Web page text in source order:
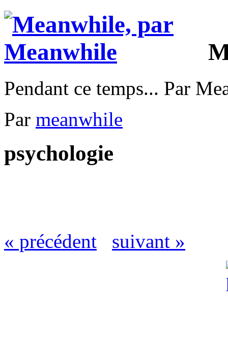
Pendant ce temps... Par
Par meanwhile
psychologie
« précédent suivant »